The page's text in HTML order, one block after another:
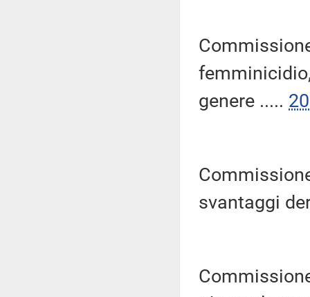
genere .....
svantaggi